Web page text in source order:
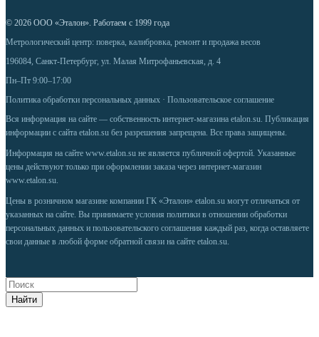
© 2026 ООО «Эталон». Работаем с 1999 года
Метрологический центр: поверка, калибровка, ремонт и продажа весов
196084, Санкт-Петербург, ул. Малая Митрофаньевская, д. 4
Пн–Пт 9:00–17:00
Политика обработки персональных данных · Пользовательское соглашение
Вся информация на сайте — собственность интернет-магазина etalon.su. Публикация
информации с сайта etalon.su без разрешения запрещена. Все права защищены.
Информация на сайте www.etalon.su не является публичной офертой. Указанные
цены действуют только при оформлении заказа через интернет-магазин
www.etalon.su
Цены в розничном магазине компании ГК «Эталон» etalon.su могут отличаться от
указанных на сайте. Вы принимаете условия политики в отношении обработки
персональных данных и пользовательского соглашения каждый раз, когда оставляете
свои данные в любой форме обратной связи на сайте etalon.su.
Найти